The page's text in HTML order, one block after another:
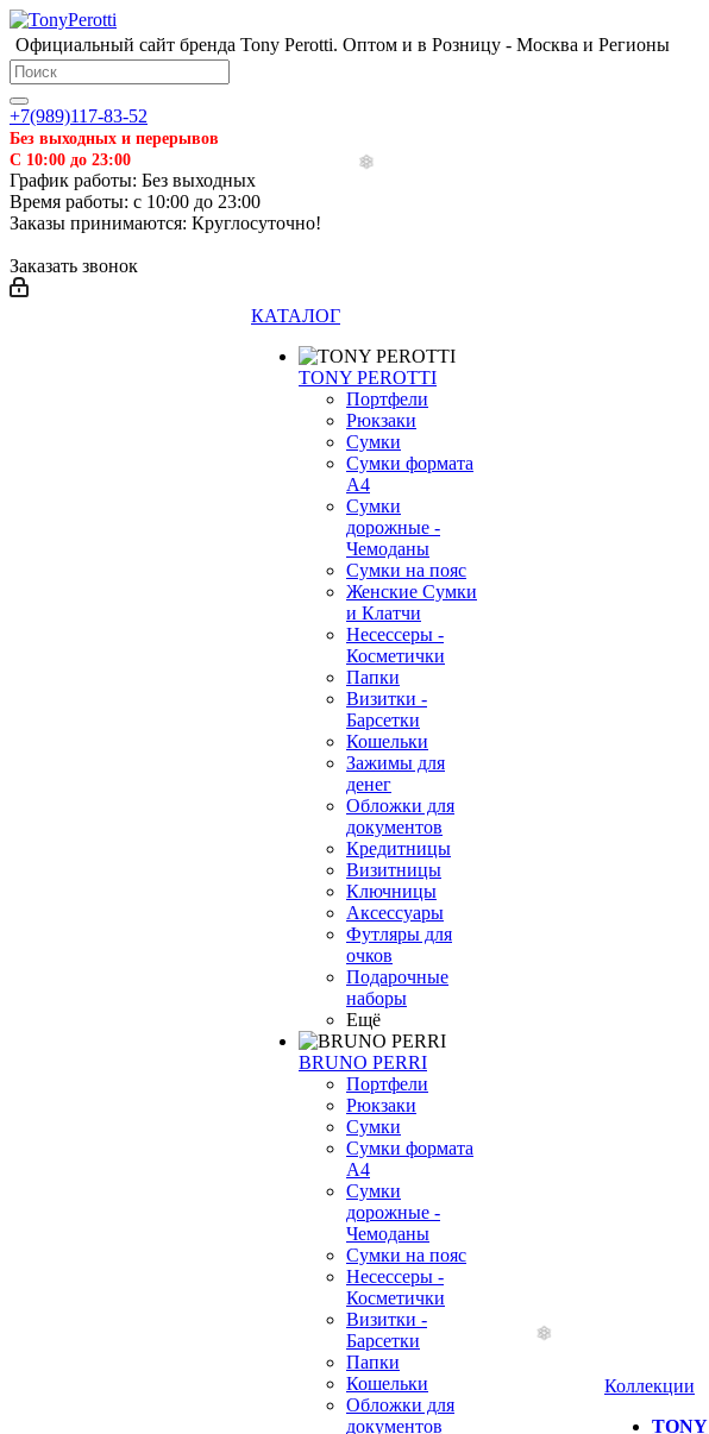
Официальный сайт бренда Tony Perotti. Оптом и в Розницу - Москва и Регионы
+7(989)117-83-52
Без выходных и перерывов
С 10:00 до 23:00
График работы: Без выходных
Время работы: с 10:00 до 23:00
Заказы принимаются: Круглосуточно!
Заказать звонок
КАТАЛОГ
TONY PEROTTI
Портфели
Рюкзаки
Сумки
Сумки формата
А4
Сумки
дорожные -
Чемоданы
Сумки на пояс
Женские Сумки
и Клатчи
Несессеры -
Косметички
Папки
Визитки -
Барсетки
Кошельки
Зажимы для
денег
Обложки для
документов
Кредитницы
Визитницы
Ключницы
Аксессуары
Футляры для
очков
Подарочные
наборы
Ещё
BRUNO PERRI
Портфели
Рюкзаки
Сумки
Сумки формата
А4
Сумки
дорожные -
Чемоданы
Сумки на пояс
Несессеры -
Косметички
Визитки -
Барсетки
Папки
Кошельки
Обложки для
документов
Коллекции
TONY
❄